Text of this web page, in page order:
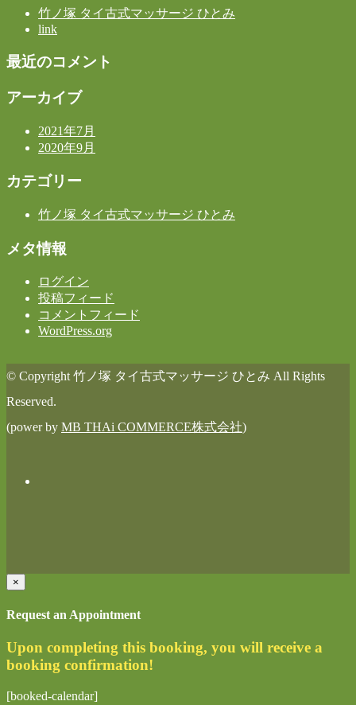
竹ノ塚 タイ古式マッサージ ひとみ
link
最近のコメント
アーカイブ
2021年7月
2020年9月
カテゴリー
竹ノ塚 タイ古式マッサージ ひとみ
メタ情報
ログイン
投稿フィード
コメントフィード
WordPress.org
© Copyright 竹ノ塚 タイ古式マッサージ ひとみ All Rights
Reserved.
(power by MB THAi COMMERCE株式会社)
×
Request an Appointment
Upon completing this booking, you will receive a
booking confirmation!
[booked-calendar]